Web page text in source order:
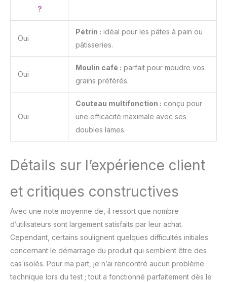
?
Oui
Pétrin : idéal pour les pâtes à pain ou
pâtisseries.
Oui
Moulin café : parfait pour moudre vos
grains préférés.
Oui
Couteau multifonction : conçu pour
une efficacité maximale avec ses
doubles lames.
Détails sur l’expérience client
et critiques constructives
Avec une note moyenne de , il ressort que nombre
d’utilisateurs sont largement satisfaits par leur achat.
Cependant, certains soulignent quelques difficultés initiales
concernant le démarrage du produit qui semblent être des
cas isolés. Pour ma part, je n’ai rencontré aucun problème
technique lors du test ; tout a fonctionné parfaitement dès le